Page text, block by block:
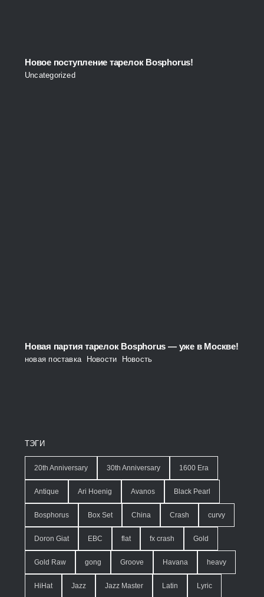
Новое поступление тарелок Bosphorus!
Uncategorized
Новая партия тарелок Bosphorus — уже в Москве!
новая поставка Новости Новость
ТЭГИ
20th Anniversary 30th Anniversary 1600 Era
Antique Ari Hoenig Avanos Black Pearl
Bosphorus Box Set China Crash curvy
Doron Giat EBC flat fx crash Gold
Gold Raw gong Groove Havana heavy
HiHat Jazz Jazz Master Latin Lyric